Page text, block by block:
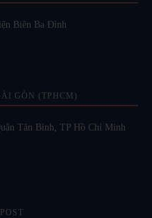
Biên Ba Đình
GÒN (TPHCM)
Tân Bình, TP Hồ Chí Minh